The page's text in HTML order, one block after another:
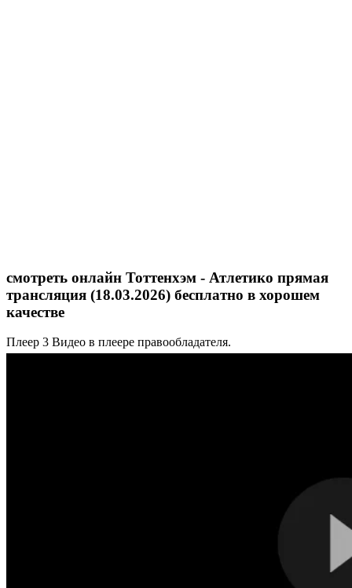
смотреть онлайн Тоттенхэм - Атлетико прямая
трансляция (18.03.2026) бесплатно в хорошем
качестве
Плеер 3 Видео в плеере правообладателя.